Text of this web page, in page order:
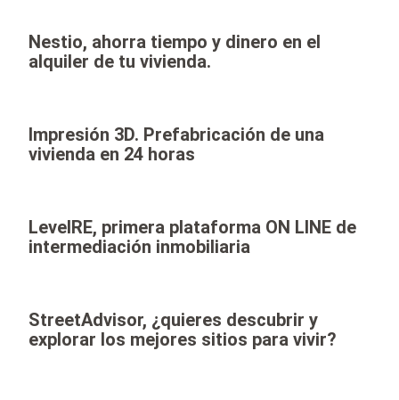
Nestio, ahorra tiempo y dinero en el
alquiler de tu vivienda.
Impresión 3D. Prefabricación de una
vivienda en 24 horas
LevelRE, primera plataforma ON LINE de
intermediación inmobiliaria
StreetAdvisor, ¿quieres descubrir y
explorar los mejores sitios para vivir?